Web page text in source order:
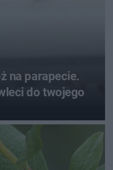
na parapecie.
do twojego